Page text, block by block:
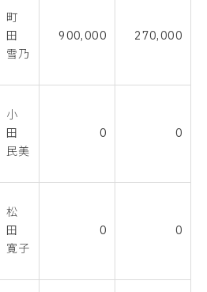
町
田
雪乃
900,000 270,000
小
田
民美
0 0
松
田
寛子
0 0